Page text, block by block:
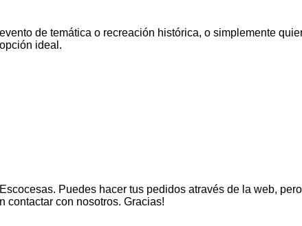
de temática o recreación histórica, o simplemente
ideal.
Puedes hacer tus pedidos através de la web,
contactar con nosotros. Gracias!